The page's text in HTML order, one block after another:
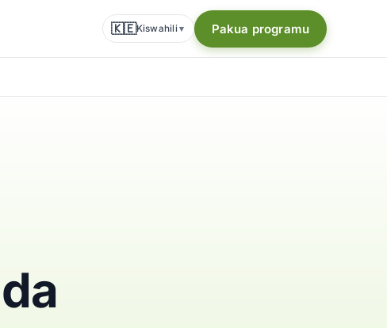
🇰🇪Kiswahili ▾ Pakua programu